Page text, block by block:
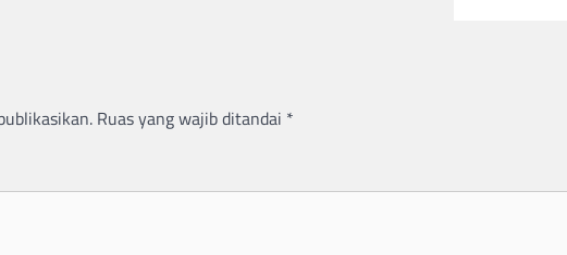
Ruas yang wajib ditandai *